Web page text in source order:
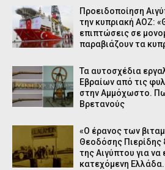
Προειδοποίηση
την κυπριακή ΑΟΖ:
επιπτώσεις σε
παραβιάζουν τα
Τα αυτοσχέδια
Εβραίων από τις
στην Αμμόχωστο.
Βρετανούς
«Ο έρανος των
Θεοδόσης Πιερίδης
της Αιγύπτου για να
κατεχόμενη Ελλάδα.